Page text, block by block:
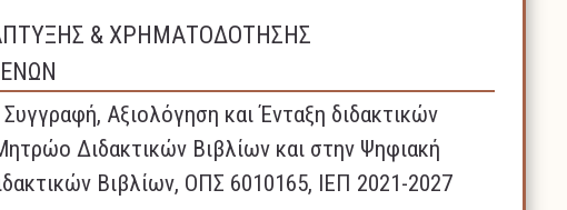
& ΧΡΗΜΑΤΟΔΟΤΗΣΗΣ
Συγγραφή, Αξιολόγηση και Ένταξη διδακτικών
Διδακτικών Βιβλίων και στην Ψηφιακή
Βιβλίων, ΟΠΣ 6010165, ΙΕΠ 2021-2027